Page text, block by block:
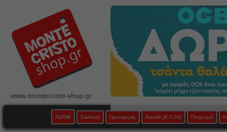
www.montecristo-shop.gr
home Σύνδεση Προσφορές Καλάθι [€ 0,00] Πληρωμή